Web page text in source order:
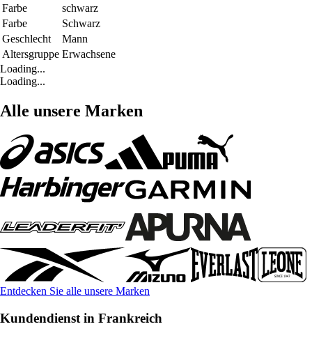
Farbe
schwarz
Farbe
Schwarz
Geschlecht
Mann
Altersgruppe Erwachsene
Loading...
Loading...
Alle unsere Marken
Entdecken Sie alle unsere Marken
Kundendienst in Frankreich